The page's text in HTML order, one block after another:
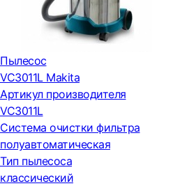
Пылесос
VC3011L Makita
Артикул производителя
VC3011L
Система очистки фильтра
полуавтоматическая
Тип пылесоса
классический